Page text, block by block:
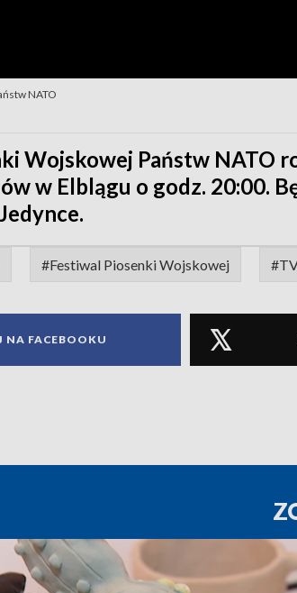
NATO
Wojskowej Państw NATO
w Elblągu o godz. 20:00.
#Festiwal Piosenki Wojskowej
NA FACEBOOKU